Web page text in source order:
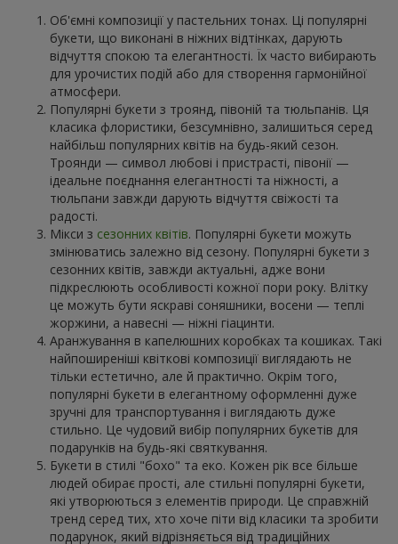
Об'ємні композиції у пастельних тонах. Ці популярні
букети, що виконані в ніжних відтінках, дарують
відчуття спокою та елегантності. Їх часто вибирають
для урочистих подій або для створення гармонійної
атмосфери.
Популярні букети з троянд, півоній та тюльпанів. Ця
класика флористики, безсумнівно, залишиться серед
найбільш популярних квітів на будь-який сезон.
Троянди — символ любові і пристрасті, півонії —
ідеальне поєднання елегантності та ніжності, а
тюльпани завжди дарують відчуття свіжості та
радості.
Мікси з сезонних квітів. Популярні букети можуть
змінюватись залежно від сезону. Популярні букети з
сезонних квітів, завжди актуальні, адже вони
підкреслюють особливості кожної пори року. Влітку
це можуть бути яскраві соняшники, восени — теплі
жоржини, а навесні — ніжні гіацинти.
Аранжування в капелюшних коробках та кошиках. Такі
найпоширеніші квіткові композиції виглядають не
тільки естетично, але й практично. Окрім того,
популярні букети в елегантному оформленні дуже
зручні для транспортування і виглядають дуже
стильно. Це чудовий вибір популярних букетів для
подарунків на будь-які святкування.
Букети в стилі "бохо" та еко. Кожен рік все більше
людей обирає прості, але стильні популярні букети,
які утворюються з елементів природи. Це справжній
тренд серед тих, хто хоче піти від класики та зробити
подарунок, який відрізняється від традиційних